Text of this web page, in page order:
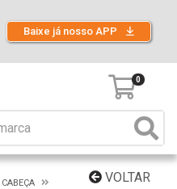
Baixe já nosso APP
0
VOLTAR